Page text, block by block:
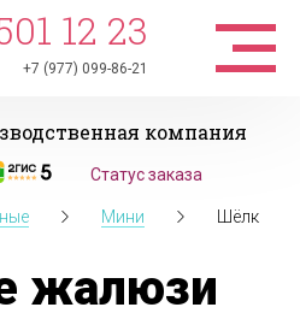
12 23
+7 (977) 099-86-21
компания
Статус заказа
Мини Шёлк
жалюзи